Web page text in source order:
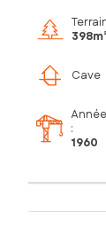
398m²
Cave
:
1960